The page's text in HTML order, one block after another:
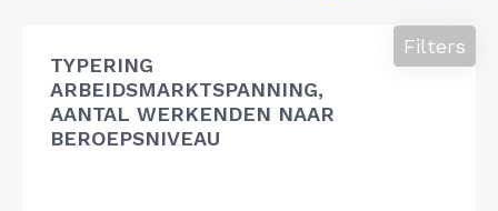
TYPERING
ARBEIDSMARKTSPANNING,
AANTAL WERKENDEN NAAR
BEROEPSNIVEAU
Filters